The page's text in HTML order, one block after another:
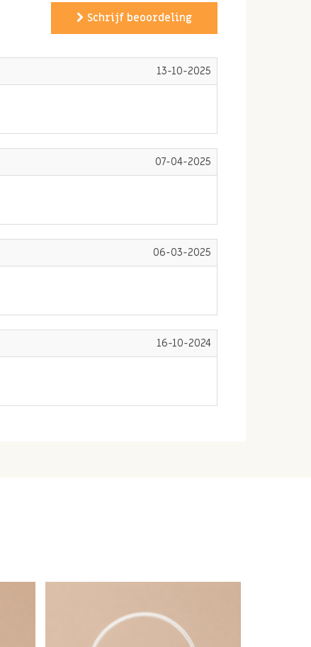
Schrijf beoordeling
13-10-2025
07-04-2025
06-03-2025
16-10-2024